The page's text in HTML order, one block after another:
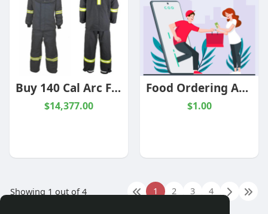
Buy 140 Cal Arc Flash Suit for Ultimate Industrial Protection
$14,377.00
Food Ordering App for Restaurants and Food Delivery Businesses
$1.00
Showing 1 out of 4 1 2 3 4